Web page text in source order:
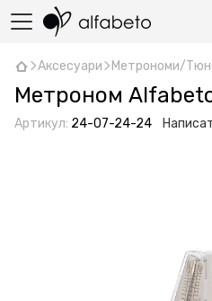
Аксесуари Метрономи/
Метроном
Артикул: 24-07-24-24